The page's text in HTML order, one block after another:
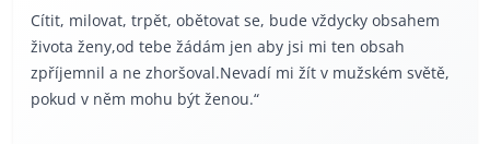
Cítit, milovat, trpět, obětovat se, bude vždycky obsahem
života ženy,od tebe žádám jen aby jsi mi ten obsah
zpříjemnil a ne zhoršoval.Nevadí mi žít v mužském světě,
pokud v něm mohu být ženou.“